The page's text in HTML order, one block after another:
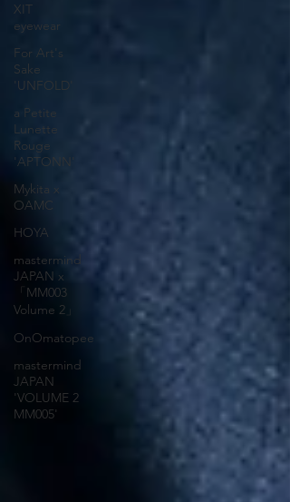
XIT
eyewear
For Art's
Sake
'UNFOLD'
a Petite
Lunette
Rouge
'APTONN'
Mykita x
OAMC
HOYA
mastermind
JAPAN x
「MM003
Volume 2」
OnOmatopee
mastermind
JAPAN
'VOLUME 2
MM005'